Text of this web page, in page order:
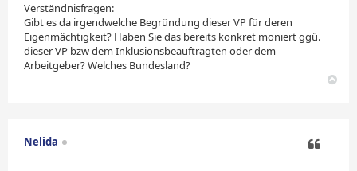
Verständnisfragen:
Gibt es da irgendwelche Begründung dieser VP für deren
Eigenmächtigkeit? Haben Sie das bereits konkret moniert ggü.
dieser VP bzw dem Inklusionsbeauftragten oder dem
Arbeitgeber? Welches Bundesland?
Nelida